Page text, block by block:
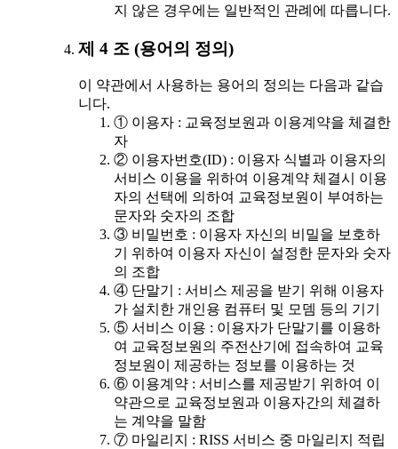
지 않은 경우에는 일반적인 관례에 따릅니다.
제 4 조 (용어의 정의)
이 약관에서 사용하는 용어의 정의는 다음과 같습
니다.
① 이용자 : 교육정보원과 이용계약을 체결한
자
② 이용자번호(ID) : 이용자 식별과 이용자의
서비스 이용을 위하여 이용계약 체결시 이용
자의 선택에 의하여 교육정보원이 부여하는
문자와 숫자의 조합
③ 비밀번호 : 이용자 자신의 비밀을 보호하
기 위하여 이용자 자신이 설정한 문자와 숫자
의 조합
④ 단말기 : 서비스 제공을 받기 위해 이용자
가 설치한 개인용 컴퓨터 및 모뎀 등의 기기
⑤ 서비스 이용 : 이용자가 단말기를 이용하
여 교육정보원의 주전산기에 접속하여 교육
정보원이 제공하는 정보를 이용하는 것
⑥ 이용계약 : 서비스를 제공받기 위하여 이
약관으로 교육정보원과 이용자간의 체결하
는 계약을 말함
⑦ 마일리지 : RISS 서비스 중 마일리지 적립